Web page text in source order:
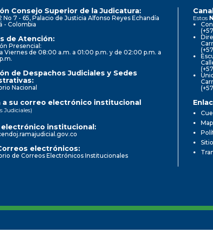
Consejo Superior de la Judicatura:
No 7 - 65, Palacio de Justicia Alfonso Reyes Echandía
- Colombia
de Atención:
Presencial:
Viernes de 08:00 a.m. a 01:00 p.m. y de 02:00 p.m. a
de Despachos Judiciales y Sedes
Nacional
Estos
a su correo electrónico institucional
Judiciales)
electrónico institucional:
electrónicos:
de Correos Electrónicos Institucionales